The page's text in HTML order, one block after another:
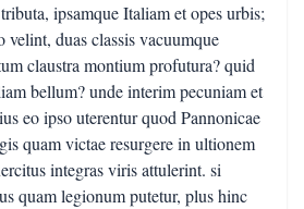
ipsamque Italiam et opes urbis;
velint, duas classis vacuumque
claustra montium profutura? quid
bellum? unde interim pecuniam et
eo ipso uterentur quod Pannonicae
quam victae resurgere in ultionem
integras viris attulerint. si
quam legionum putetur, plus hinc